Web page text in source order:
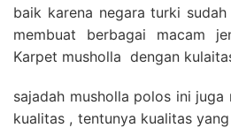
baik karena negara turki
membuat berbagai macam
Karpet musholla dengan
sajadah musholla polos ini
kualitas , tentunya kualitas